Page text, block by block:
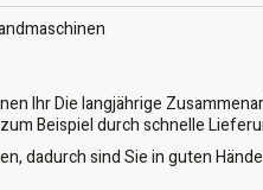
Ihr Die langjährige
Beispiel durch schnelle
dadurch sind Sie in guten